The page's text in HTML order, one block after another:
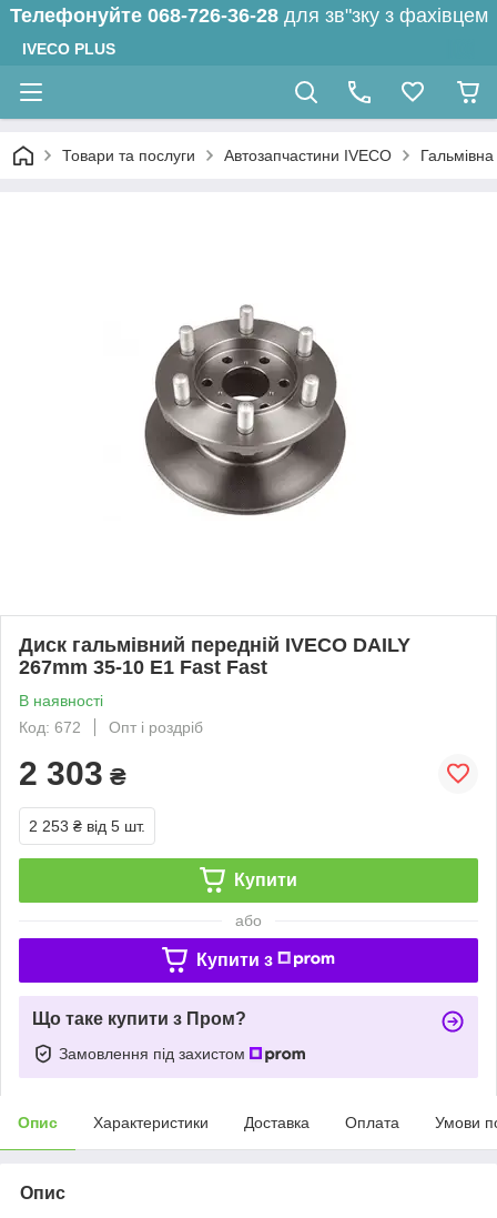
Телефонуйте 068-726-36-28 для зв"зку з фахівцем
IVECO PLUS
Товари та послуги Автозапчастини IVECO
Диск гальмівний передній IVECO DAILY
267mm 35-10 Е1 Fast Fast
В наявності
Код: 672
Опт і роздріб
2 303 ₴
2 253 ₴ від 5 шт.
Купити
або
Купити з
Що таке купити з Пром?
Замовлення під захистом
Опис Характеристики Доставка Оплата Умови
Опис